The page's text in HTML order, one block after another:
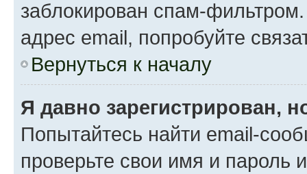
заблокирован спам-
адрес email, попробуйте
Вернуться к началу
Я давно зарегистрирован,
Попытайтесь найти email-
проверьте свои имя и пароль